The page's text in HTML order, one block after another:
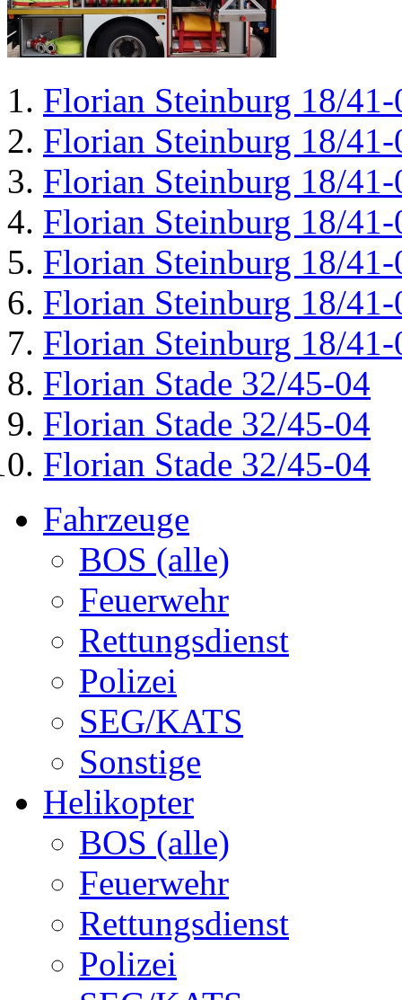
Florian Steinburg 18/41-
Florian Steinburg 18/41-
Florian Steinburg 18/41-
Florian Steinburg 18/41-
Florian Steinburg 18/41-
Florian Steinburg 18/41-
Florian Steinburg 18/41-
Florian Stade 32/45-04
Florian Stade 32/45-04
Florian Stade 32/45-04
Fahrzeuge
BOS (alle)
Feuerwehr
Rettungsdienst
Polizei
SEG/KATS
Sonstige
Helikopter
BOS (alle)
Feuerwehr
Rettungsdienst
Polizei